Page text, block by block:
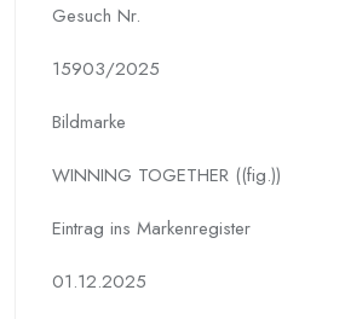
Gesuch Nr.
15903/2025
Bildmarke
WINNING TOGETHER ((fig.))
Eintrag ins Markenregister
01.12.2025